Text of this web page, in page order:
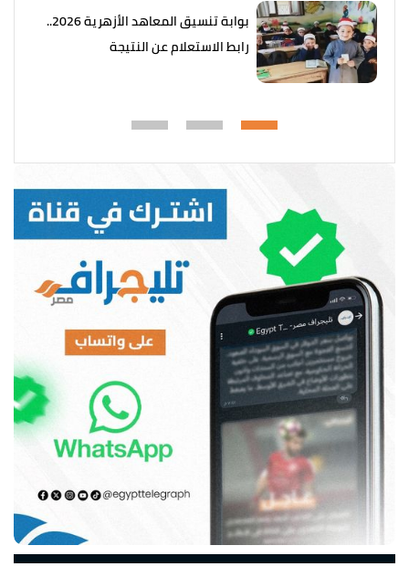
بوابة تنسيق المعاهد الأزهرية 2026..
رابط الاستعلام عن النتيجة